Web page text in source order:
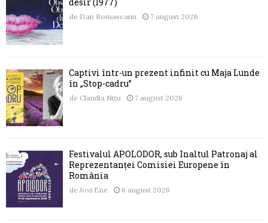
de Dan Romascanu 7 august 2026
Captivi într-un prezent infinit cu Maja Lunde
în „Stop-cadru”
de Claudia Nițu 7 august 2026
Festivalul APOLODOR, sub Înaltul Patronaj al
Reprezentanței Comisiei Europene în
România
de Jovi Ene 6 august 2026